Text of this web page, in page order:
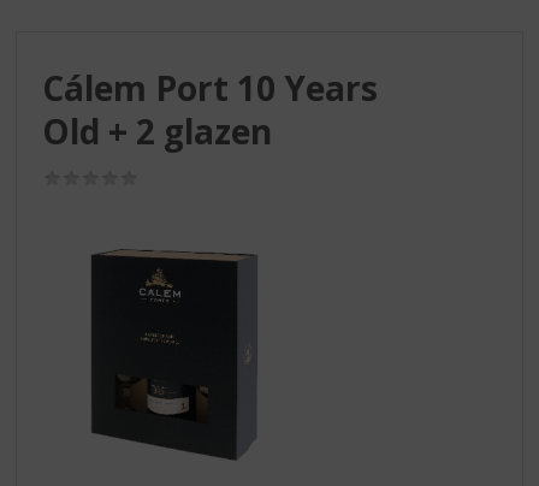
Cálem Port 10 Years
Old + 2 glazen